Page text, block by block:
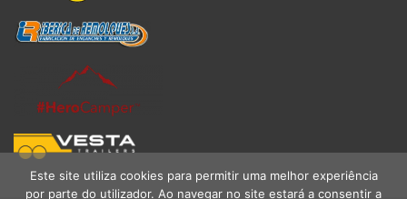
Este site utiliza cookies para permitir uma melhor experiência
por parte do utilizador. Ao navegar no site estará a consentir a